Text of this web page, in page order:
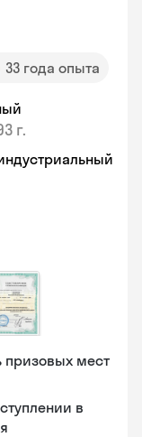
33 года опыта
г.
призовых мест
в